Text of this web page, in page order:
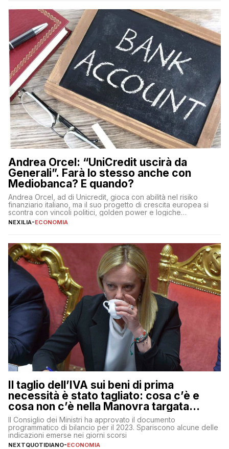
sulle criptovalute: […]
Andrea Orcel: “UniCredit uscirà da
Generali”. Farà lo stesso anche con
Mediobanca? E quando?
Andrea Orcel, ad di Unicredit, gioca con abilità nel risiko
finanziario italiano, ma il suo progetto di crescita europea si
scontra con vincoli politici, golden power e logiche
protezionistiche. Orcel e la mossa su Generali Andrea Orcel,
NEXILIA-ECONOMIA
Il taglio dell’IVA sui beni di prima
necessità è stato tagliato: cosa c’è e
cosa non c’è nella Manovra targata
Meloni
Il Consiglio dei Ministri ha approvato il documento
programmatico di bilancio per il 2023. Spariscono alcune delle
indicazioni emerse nei giorni scorsi
NEXTQUOTIDIANO-ECONOMIA